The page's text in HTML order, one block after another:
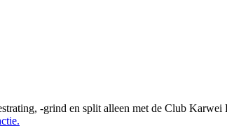
-grind en split alleen met de Club